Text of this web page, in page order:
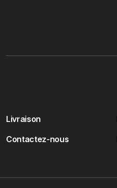
Livraison
Contactez-nous